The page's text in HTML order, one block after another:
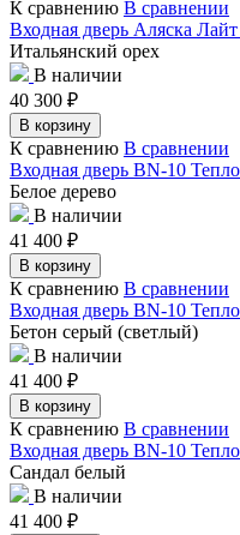
К сравнению В сравнении
Входная дверь Аляска
Итальянский орех
В наличии
40 300 ₽
В корзину
К сравнению В сравнении
Входная дверь BN-10
Белое дерево
В наличии
41 400 ₽
В корзину
К сравнению В сравнении
Входная дверь BN-10
Бетон серый (светлый)
В наличии
41 400 ₽
В корзину
К сравнению В сравнении
Входная дверь BN-10
Сандал белый
В наличии
41 400 ₽